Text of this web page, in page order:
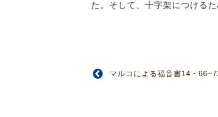
た。そして、十字架につける
マルコによる福音書14・